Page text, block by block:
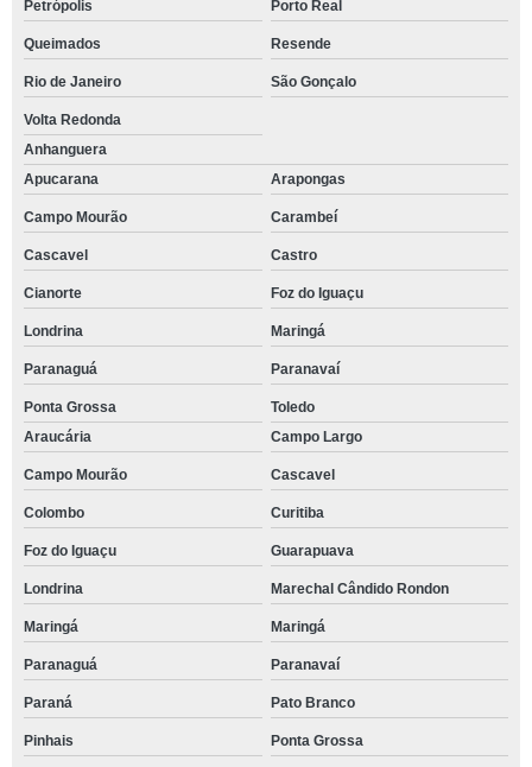
Petrópolis Porto Real
Queimados Resende
Rio de Janeiro São Gonçalo
Volta Redonda
Anhanguera
Apucarana
Arapongas
Campo Mourão Carambeí
Cascavel Castro
Cianorte Foz do Iguaçu
Londrina Maringá
Paranaguá Paranavaí
Ponta Grossa
Toledo
Araucária
Campo Largo
Campo Mourão Cascavel
Colombo Curitiba
Foz do Iguaçu Guarapuava
Londrina Marechal Cândido Rondon
Maringá Maringá
Paranaguá Paranavaí
Paraná Pato Branco
Pinhais Ponta Grossa